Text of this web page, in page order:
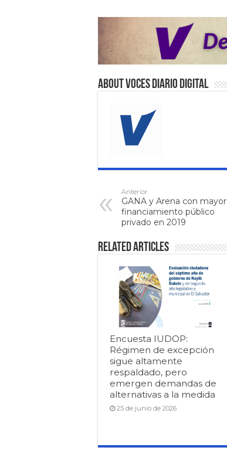
About VOCES Diario digital
Anterior
GANA y Arena con mayor
financiamiento público
privado en 2019
Related Articles
Encuesta IUDOP:
Régimen de excepción
sigue altamente
respaldado, pero
emergen demandas de
alternativas a la medida
25 de junio de 2026